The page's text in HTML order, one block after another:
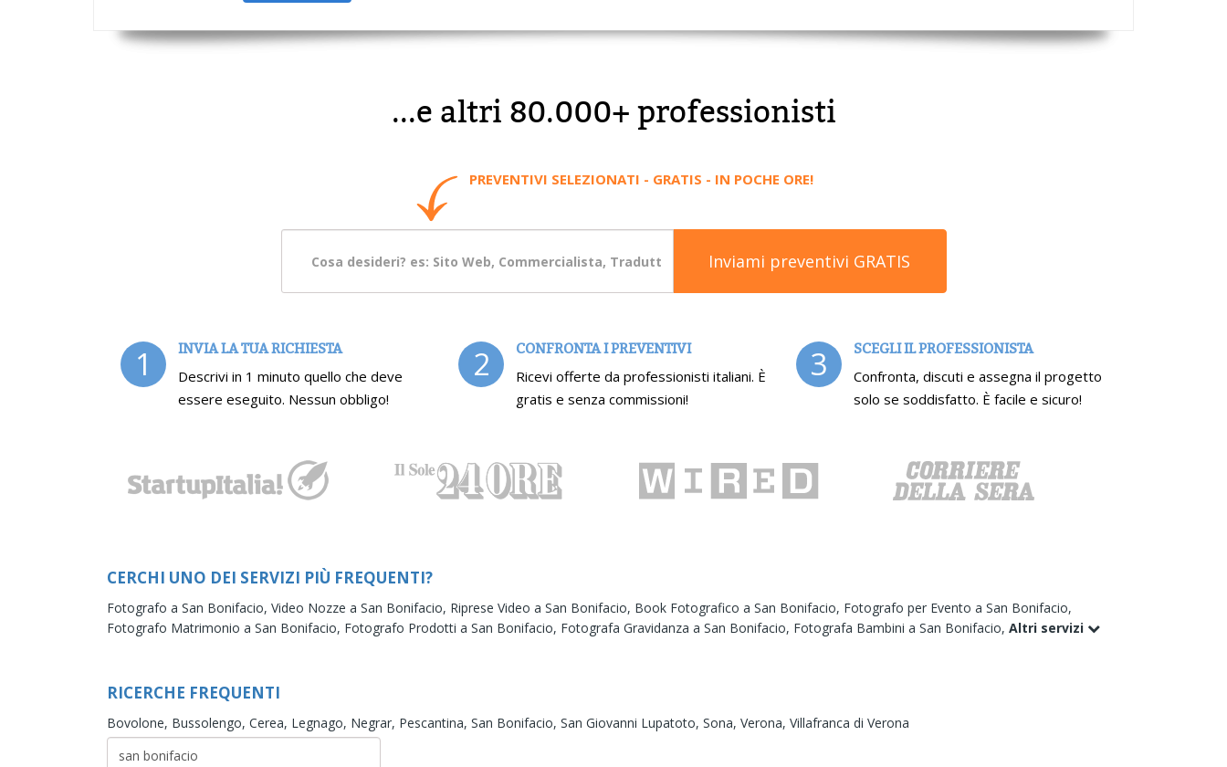
...e altri 80.000+ professionisti
PREVENTIVI SELEZIONATI - GRATIS - IN POCHE ORE!
Inviami preventivi GRATIS
1 INVIA LA TUA RICHIESTA
Descrivi in 1 minuto quello che deve
essere eseguito. Nessun obbligo!
2 CONFRONTA I PREVENTIVI
Ricevi offerte da professionisti italiani. È
gratis e senza commissioni!
3 SCEGLI IL PROFESSIONISTA
Confronta, discuti e assegna il progetto
solo se soddisfatto. È facile e sicuro!
CERCHI UNO DEI SERVIZI PIÙ FREQUENTI?
Fotografo a San Bonifacio, Video Nozze a San Bonifacio, Riprese Video a San Bonifacio, Book Fotografico a San Bonifacio, Fotografo per Evento a San Bonifacio,
Fotografo Matrimonio a San Bonifacio, Fotografo Prodotti a San Bonifacio, Fotografa Gravidanza a San Bonifacio, Fotografa Bambini a San Bonifacio, Altri servizi
RICERCHE FREQUENTI
Bovolone, Bussolengo, Cerea, Legnago, Negrar, Pescantina, San Bonifacio, San Giovanni Lupatoto, Sona, Verona, Villafranca di Verona